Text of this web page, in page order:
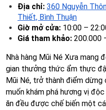
Địa chỉ: 360 Nguyễn
Thiết, Bình Thuận
Giờ mở cửa: 10:00 –
Giá tham khảo: 200.000
Nhà hàng Mũi Né Xưa
gian thưởng thức ẩm thực
Mũi Né, trở thành điểm
muốn khám phá hương vị
ăn đều được chế biến một